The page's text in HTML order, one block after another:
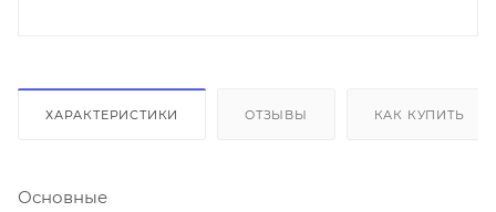
ХАРАКТЕРИСТИКИ ОТЗЫВЫ КАК КУПИТЬ
Основные